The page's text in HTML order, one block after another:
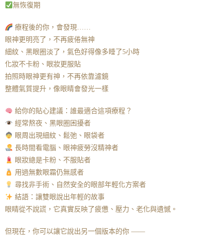
無恢復期
療程後的你，會發現……
眼神更明亮了，不再疲倦無神
細紋、黑眼圈淡了，氣色好得像多睡了5小時
化妝不卡粉、眼妝更服貼
拍照時眼神更有神，不再依靠濾鏡
整體氣質提升，像眼睛會發光一樣
給你的貼心建議：誰最適合這項療程？
經常熬夜、黑眼圈困擾者
眼周出現細紋、鬆弛、眼袋者
長時間看電腦、眼神疲勞沒精神者
眼妝總是卡粉、不服貼者
用過無數眼霜仍無感者
尋找非手術、自然安全的眼部年輕化方案者
結語：讓雙眼說出年輕的故事
眼睛從不說謊，它真實反映了疲憊、壓力、老化與遺憾。
但現在，你可以讓它說出另一個版本的你 ——